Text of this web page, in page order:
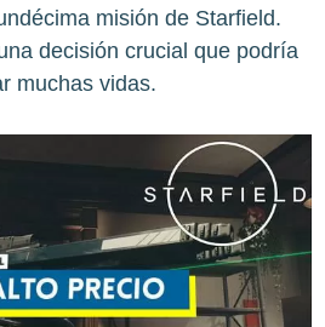
misión de Starfield.
decisión crucial que podría
muchas vidas.